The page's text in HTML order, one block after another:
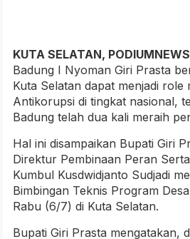
KUTA SELATAN,
Badung I Nyoman Giri Prasta
Kuta Selatan dapat menjadi role
Antikorupsi di tingkat nasional,
Badung telah dua kali meraih
Hal ini disampaikan Bupati Giri
Direktur Pembinaan Peran
Kumbul Kusdwidjanto Sudjadi
Bimbingan Teknis Program
Rabu (6/7) di Kuta Selatan.
Bupati Giri Prasta mengatakan,